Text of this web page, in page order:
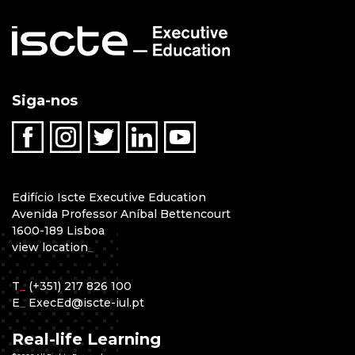
Siga-nos
Edifício Iscte Executive Education
Avenida Professor Aníbal Bettencourt
1600-189 Lisboa
view location_
T _ (+351) 217 826 100
E _ ExecEd@iscte-iul.pt
Real-life Learning